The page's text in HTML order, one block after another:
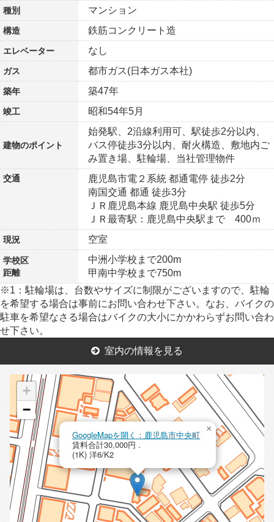
種別 マンション
構造 鉄筋コンクリート造
エレベーター なし
ガス 都市ガス(日本ガス本社)
築年 築47年
竣工 昭和54年5月
建物のポイント
始発駅、2沿線利用可、駅徒歩2分以内、
バス停徒歩3分以内、耐火構造、敷地内ご
み置き場、駐輪場、当社管理物件
交通
鹿児島市電２系統 都通電停 徒歩2分
南国交通 都通 徒歩3分
ＪＲ鹿児島本線 鹿児島中央駅 徒歩5分
ＪＲ最寄駅：鹿児島中央駅まで 400ｍ
現況 空室
学校区
距離
中洲小学校まで200m
甲南中学校まで750m
※1：駐輪場は、台数やサイズに制限がございますので、駐輪
を希望する場合は事前にお問い合わせ下さい。なお、バイクの
駐車を希望なさる場合はバイクの大小にかかわらずお問い合わ
せ下さい。
室内の情報を見る
GoogleMapを開く：鹿児島市中央町
賃料合計30,000円 .
(1K) 洋6/K2
×
+
−